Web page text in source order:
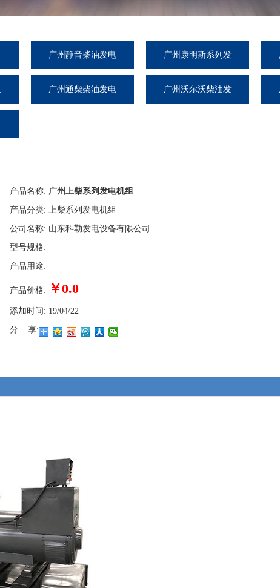
广州静音柴油发电
机组
广州康明斯系列发
电机组
广州通柴柴油发电 广州沃尔沃柴油发
产品名称: 广州上柴系列发电机组
产品分类: 上柴系列发电机组
公司名称: 山东科勒发电设备有限公司
型号规格:
产品用途:
产品价格: ￥0.0
添加时间: 19/04/22
分 享: